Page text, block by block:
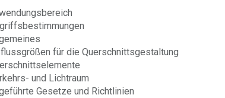
für die Querschnittsgestaltung
und Lichtraum
Gesetze und Richtlinien